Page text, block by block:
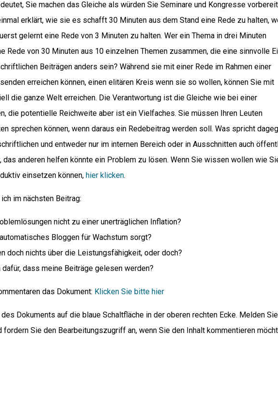
Sie machen das Gleiche als würden Sie Seminare und Kongresse
erklärt, wie sie es schafft 30 Minuten aus dem Stand eine Rede zu halten,
gelernt eine Rede von 3 Minuten zu halten. Wer ein Thema in drei Minuten
Rede von 30 Minuten aus 10 einzelnen Themen zusammen, die eine sinnvolle
Beiträgen anders sein? Während sie mit einer Rede im Rahmen einer
erreichen können, einen elitären Kreis wenn sie so wollen, können Sie mit
die ganze Welt erreichen. Die Verantwortung ist die Gleiche wie bei einer
die potentielle Reichweite aber ist ein Vielfaches. Sie müssen Ihren Leuten
sprechen können, wenn daraus ein Redebeitrag werden soll. Was spricht
und entweder nur im internen Bereich oder in Ausschnitten auch
anderen helfen könnte ein Problem zu lösen. Wenn Sie wissen wollen wie
einsetzen können, hier klicken.
im nächsten Beitrag:
nicht zu einer unerträglichen Inflation?
Bloggen für Wachstum sorgt?
doch nichts über die Leistungsfähigkeit, oder doch?
dass meine Beiträge gelesen werden?
das Dokument: Klicken Sie bitte hier
Dokuments auf die blaue Schaltfläche in der oberen rechten Ecke. Melden
fordern Sie den Bearbeitungszugriff an, wenn Sie den Inhalt kommentieren